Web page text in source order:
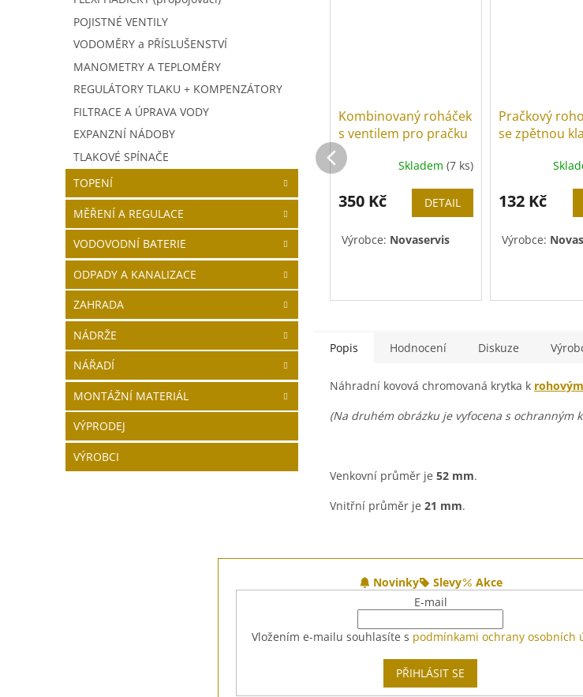
POJISTNÉ VENTILY
VODOMĚRY a PŘÍSLUŠENSTVÍ
MANOMETRY A TEPLOMĚRY
REGULÁTORY TLAKU + KOMPENZÁTORY
FILTRACE A ÚPRAVA VODY
EXPANZNÍ NÁDOBY
TLAKOVÉ SPÍNAČE
TOPENÍ
MĚŘENÍ A REGULACE
VODOVODNÍ BATERIE
ODPADY A KANALIZACE
ZAHRADA
NÁDRŽE
NÁŘADÍ
MONTÁŽNÍ MATERIÁL
VÝPRODEJ
VÝROBCI
Kombinovaný roháček
s ventilem pro pračku
Skladem(7 ks)
350 Kč DETAIL
Výrobce: Novaservis
Pračkový
se zpětnou
132 Kč
Výrobce:
Popis Hodnocení Diskuze
Náhradní kovová chromovaná krytka k rohovým
(Na druhém obrázku je vyfocena s ochranným
Venkovní průměr je 52 mm.
Vnitřní průměr je 21 mm.
Novinky Slevy
Akce
E-mail
Vložením e-mailu souhlasíte s podmínkami ochrany osobních
PŘIHLÁSIT SE